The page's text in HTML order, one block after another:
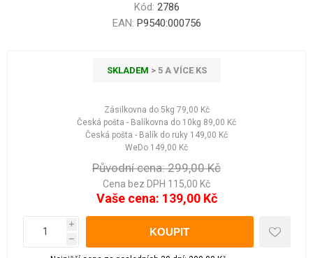
Kód: 2786
EAN: P9540:000756
SKLADEM > 5 A VÍCE KS
Zásilkovna do 5kg 79,00 Kč
Česká pošta - Balíkovna do 10kg 89,00 Kč
Česká pošta - Balík do ruky 149,00 Kč
WeDo 149,00 Kč
Původní cena: 299,00 Kč
Cena bez DPH 115,00 Kč
Vaše cena: 139,00 Kč
i
h